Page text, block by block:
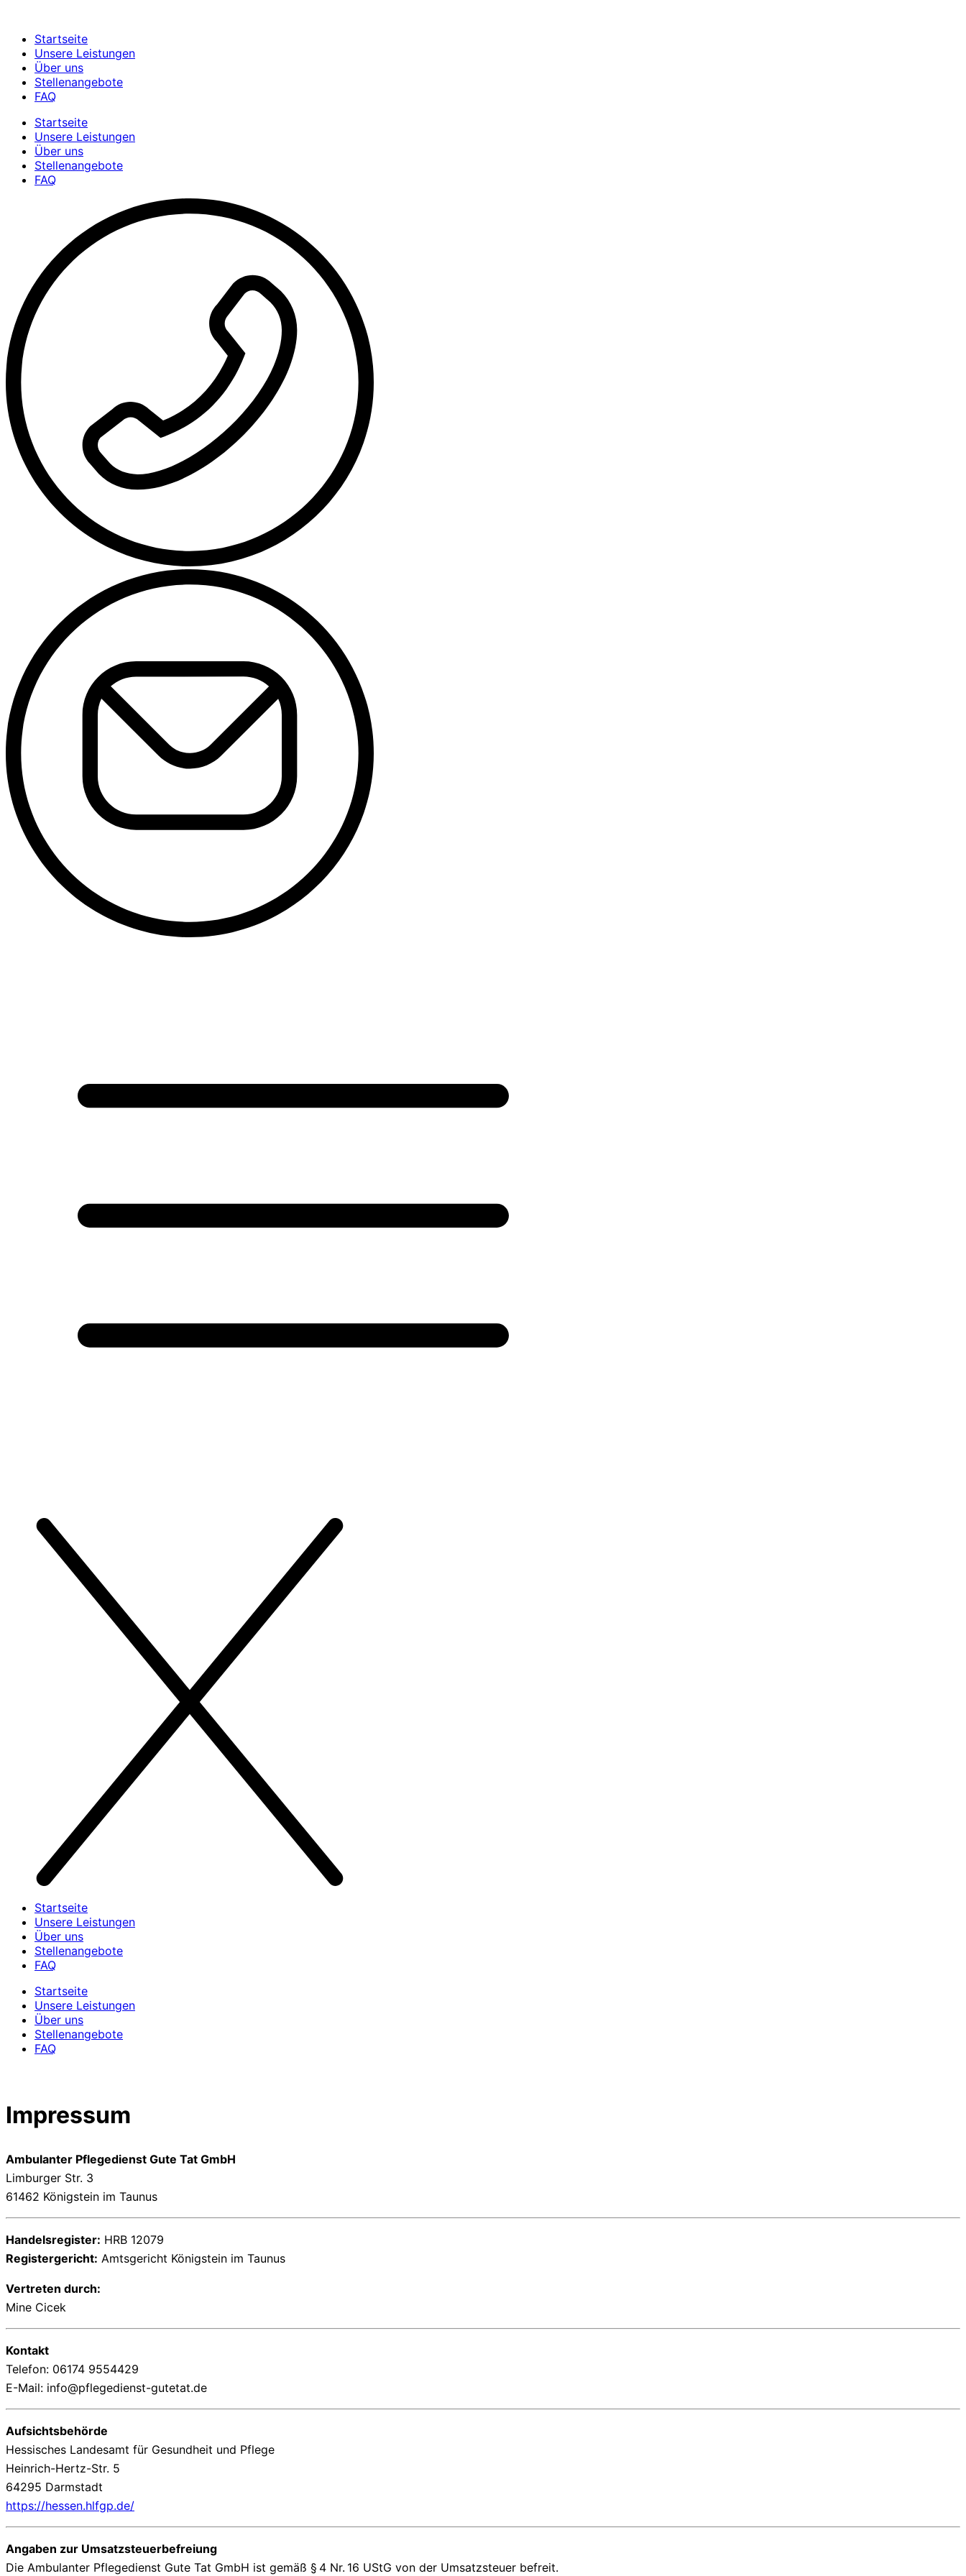
Startseite
Unsere Leistungen
Über uns
Stellenangebote
FAQ
Startseite
Unsere Leistungen
Über uns
Stellenangebote
FAQ
Startseite
Unsere Leistungen
Über uns
Stellenangebote
FAQ
Startseite
Unsere Leistungen
Über uns
Stellenangebote
FAQ
Impressum
Ambulanter Pflegedienst Gute Tat GmbH
Limburger Str. 3
61462 Königstein im Taunus
Handelsregister: HRB 12079
Registergericht: Amtsgericht Königstein im Taunus
Vertreten durch:
Mine Cicek
Kontakt
Telefon: 06174 9554429
E-Mail: info@pflegedienst-gutetat.de
Aufsichtsbehörde
Hessisches Landesamt für Gesundheit und Pflege
Heinrich-Hertz-Str. 5
64295 Darmstadt
https://hessen.hlfgp.de/
Angaben zur Umsatzsteuerbefreiung
Die Ambulanter Pflegedienst Gute Tat GmbH ist gemäß § 4 Nr. 16 UStG von der Umsatzsteuer befreit.